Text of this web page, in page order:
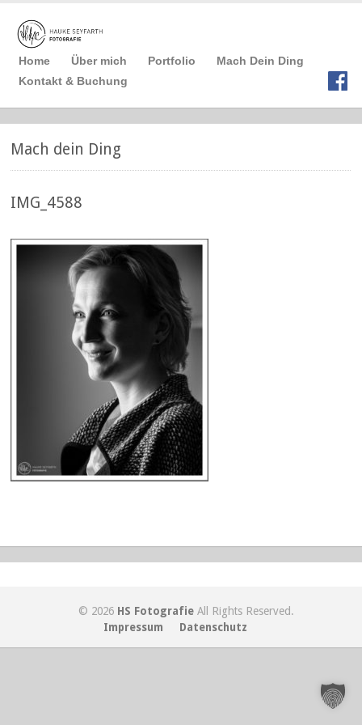
Home Über mich Portfolio
Mach Dein Ding
Kontakt & Buchung
Mach dein Ding
IMG_4588
© 2026 HS Fotografie All Rights Reserved.
Impressum
Datenschutz